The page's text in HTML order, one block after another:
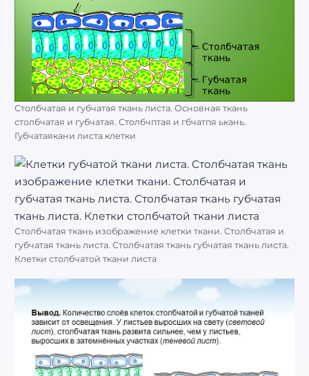
Столбчатая и губчатая ткань листа. Основная ткань
столбчатая и губчатая. Столбчптая и гбчатпя ькань.
Губчатаякани листа клетки
Столбчатая ткань изображение клетки ткани. Столбчатая и
губчатая ткань листа. Столбчатая ткань губчатая ткань листа.
Клетки столбчатой ткани листа